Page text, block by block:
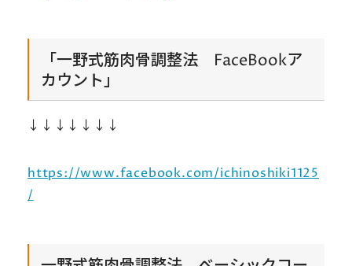
「一野式筋肉骨調整法 FaceBookア
カウント」
↓↓↓↓↓↓↓
https://www.facebook.com/ichinoshiki1125
/